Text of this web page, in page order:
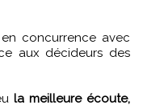
concurrence avec
aux décideurs des
la meilleure écoute,